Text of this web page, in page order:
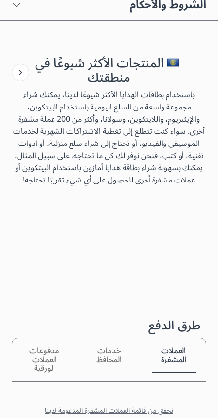
الشروط والأحكام
المنتجات الأكثر شيوعًا في
منطقتك
باستخدام بطاقات الهدايا الأكثر شيوعًا لدينا، يمكنك شراء
مجموعة واسعة من السلع اليومية باستخدام البيتكوين،
والإيثيريوم، واللايتكوين، وسولانا، وأكثر من 200 عملة مشفرة
أخرى. سواء كنت تتطلع إلى تغطية الاشتراكات الشهرية لخدمات
الموسيقى والفيديو، أو تحتاج إلى شراء سلع منزلية، أو أدوات
تقنية، أو كتب، فنحن نوفر لك كل ما تحتاجه. على سبيل المثال،
يمكنك بسهولة شراء بطاقة هدايا أمازون باستخدام البيتكوين أو
عملات مشفرة أخرى للحصول على أي شيء تقريبًا تحتاجه!
طرق الدفع
العملات
المشفرة
خدمات
المحافظ
مدفوعات
العملات
الورقية
تحقق من قائمة العملات المشفرة المدعومة لدينا